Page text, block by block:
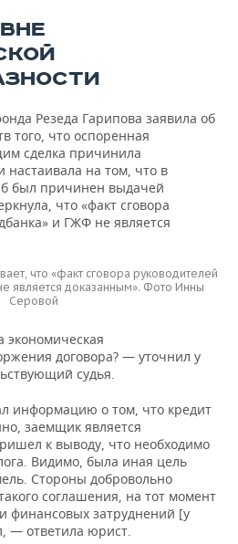
Резеда Гарипова заявила об
того, что оспоренная
сделка причинила
настаивала на том, что в
был причинен выдачей
что «факт сговора
и ГЖФ не является
что «факт сговора руководителей
является доказанным». Фото Инны
Серовой
договора? — уточнил у
судья.
информацию о том, что кредит
заемщик является
к выводу, что необходимо
Видимо, была иная цель
Стороны добровольно
соглашения, на тот момент
финансовых затруднений [у
— ответила юрист.